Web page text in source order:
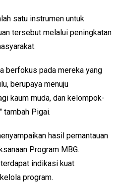
satu instrumen untuk
tersebut melalui peningkatan
berfokus pada mereka yang
berupaya menuju
kaum muda, dan kelompok-
tambah Pigai.
hasil pemantauan
Program MBG.
indikasi kuat
program.